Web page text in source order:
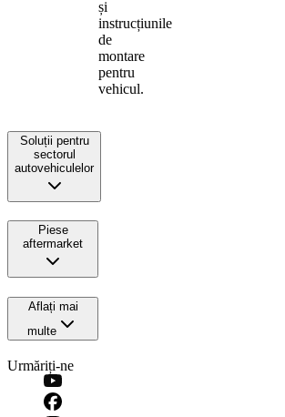
și
instrucțiunile
de
montare
pentru
vehicul.
Soluții pentru
sectorul
autovehiculelor
Piese
aftermarket
Aflați mai
multe
Urmăriți-ne